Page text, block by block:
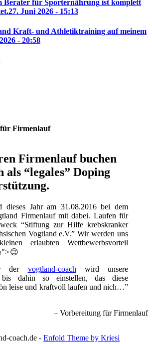
Berater für Sporternährung ist komplett
27. Juni 2026 - 15:13
Kraft- und Athletiktraining auf meinem
- 20:58
Firmenlauf
Firmenlauf buchen
als “legales” Doping
Jahr am 31.08.2016 bei dem
Firmenlauf mit dabei. Laufen für
“Stiftung zur Hilfe krebskranker
Vogtland e.V.” Wir werden uns
erlaubten Wettbewerbsvorteil
😉
der vogtland-coach wird unsere
bis dahin so einstellen, das diese
leise und kraftvoll laufen und nich…
Vorbereitung für Firmenlauf
coach.de - Enfold Theme by Kriesi